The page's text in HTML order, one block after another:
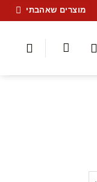
מוצרים שאהבתי